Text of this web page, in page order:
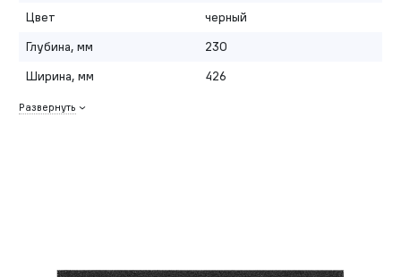
Цвет
черный
Глубина, мм
230
Ширина, мм
426
Развернуть